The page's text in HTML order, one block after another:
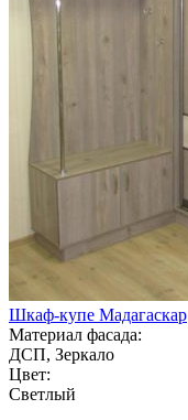
Шкаф-купе Мадагаскар
Материал фасада:
ДСП, Зеркало
Цвет:
Светлый